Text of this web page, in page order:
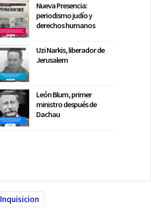
Nueva Presencia:
periodismo judío y
derechos humanos
Uzi Narkis, liberador de
Jerusalem
León Blum, primer
ministro después de
Dachau
Inquisicion